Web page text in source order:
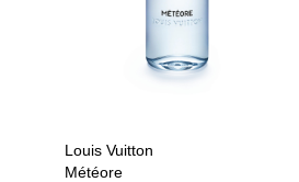
Louis Vuitton
Météore